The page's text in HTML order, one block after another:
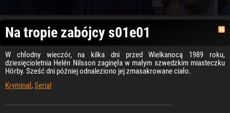
Na tropie zabójcy s01e01
W chłodny wieczór, na kilka dni przed Wielkanocą 1989 roku,
dziesięcioletnia Helén Nilsson zaginęła w małym szwedzkim miasteczku
Hörby. Sześć dni później odnaleziono jej zmasakrowane ciało.
Kryminał,Serial